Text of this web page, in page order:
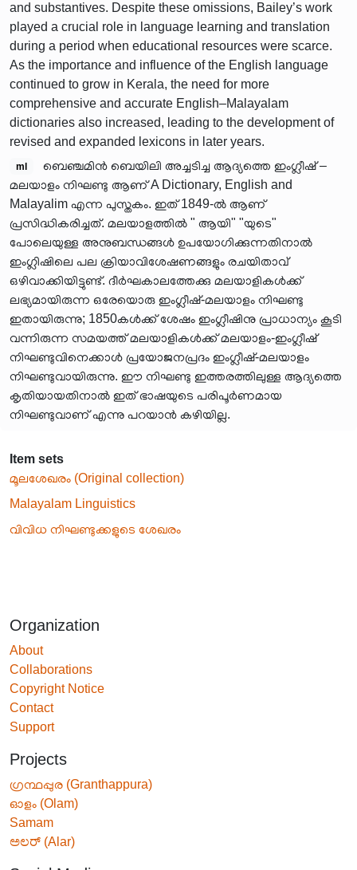
and substantives. Despite these omissions, Bailey’s work
played a crucial role in language learning and translation
during a period when educational resources were scarce.
As the importance and influence of the English language
continued to grow in Kerala, the need for more
comprehensive and accurate English–Malayalam
dictionaries also increased, leading to the development of
revised and expanded lexicons in later years.
ml
ബെഞ്ചമിൻ ബെയിലി അച്ചടിച്ച ആദ്യത്തെ ഇംഗ്ലീഷ് –
മലയാളം നിഘണ്ടു ആണ് A Dictionary, English and
Malayalim എന്ന പുസ്തകം. ഇത് 1849-ൽ ആണ്
പ്രസിദ്ധികരിച്ചത്. മലയാളത്തിൽ " ആയി" "യുടെ"
പോലെയുള്ള അനുബന്ധങ്ങൾ ഉപയോഗിക്കുന്നതിനാൽ
ഇംഗ്ലിഷിലെ പല ക്രിയാവിശേഷണങ്ങളും രചയിതാവ്
ഒഴിവാക്കിയിട്ടുണ്ട്. ദീർഘകാലത്തേക്കു മലയാളികൾക്ക്
ലഭ്യമായിരുന്ന ഒരേയൊരു ഇംഗ്ലീഷ്‌-മലയാളം നിഘണ്ടു
ഇതായിരുന്നു; 1850കൾക്ക് ശേഷം ഇംഗ്ലീഷിനു പ്രാധാന്യം കൂടി
വന്നിരുന്ന സമയത്ത് മലയാളികൾക്ക് മലയാളം-ഇംഗ്ലീഷ്‌
നിഘണ്ടുവിനെക്കാൾ പ്രയോജനപ്രദം ഇംഗ്ലീഷ്‌-മലയാളം
നിഘണ്ടുവായിരുന്നു. ഈ നിഘണ്ടു ഇത്തരത്തിലുള്ള ആദ്യത്തെ
കൃതിയായതിനാൽ ഇത് ഭാഷയുടെ പരിപൂർണമായ
നിഘണ്ടുവാണ് എന്നു പറയാൻ കഴിയില്ല.
Item sets
മൂലശേഖരം (Original collection)
Malayalam Linguistics
വിവിധ നിഘണ്ടുക്കളുടെ ശേഖരം
Organization
About
Collaborations
Copyright Notice
Contact
Support
Projects
ഗ്രന്ഥപ്പുര (Granthappura)
ഓളം (Olam)
Samam
ಅಲರ್ (Alar)